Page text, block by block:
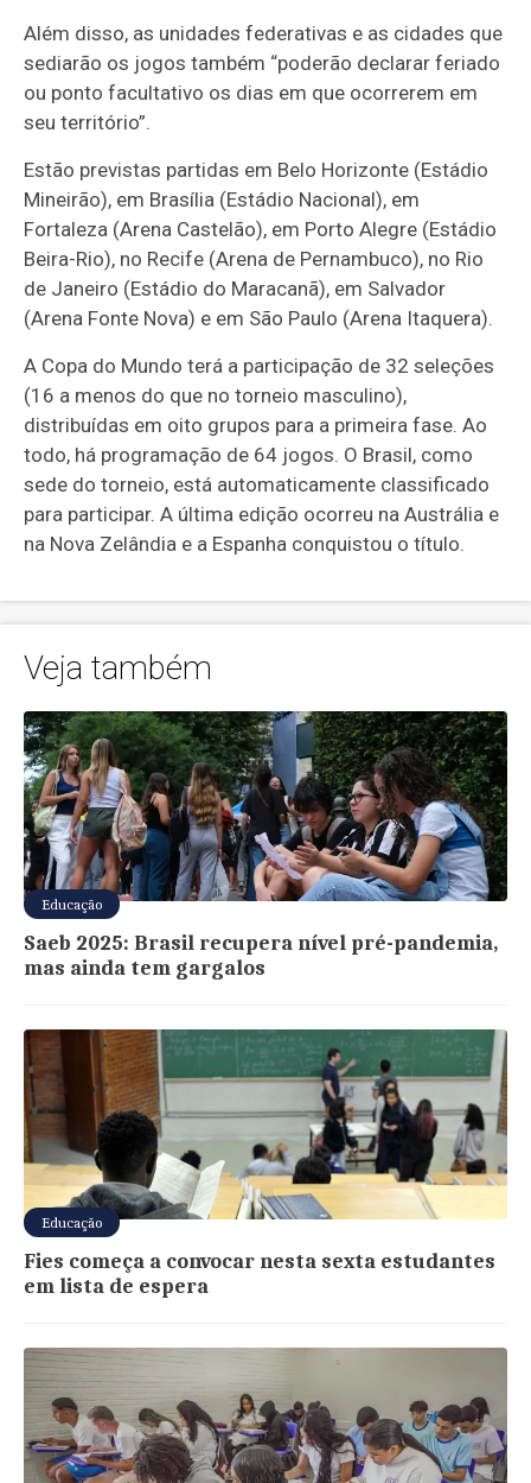
Além disso, as unidades federativas e as cidades que
sediarão os jogos também “poderão declarar feriado
ou ponto facultativo os dias em que ocorrerem em
seu território”.
Estão previstas partidas em Belo Horizonte (Estádio
Mineirão), em Brasília (Estádio Nacional), em
Fortaleza (Arena Castelão), em Porto Alegre (Estádio
Beira-Rio), no Recife (Arena de Pernambuco), no Rio
de Janeiro (Estádio do Maracanã), em Salvador
(Arena Fonte Nova) e em São Paulo (Arena Itaquera).
A Copa do Mundo terá a participação de 32 seleções
(16 a menos do que no torneio masculino),
distribuídas em oito grupos para a primeira fase. Ao
todo, há programação de 64 jogos. O Brasil, como
sede do torneio, está automaticamente classificado
para participar. A última edição ocorreu na Austrália e
na Nova Zelândia e a Espanha conquistou o título.
Veja também
Educação
Saeb 2025: Brasil recupera nível pré-pandemia,
mas ainda tem gargalos
Educação
Fies começa a convocar nesta sexta estudantes
em lista de espera